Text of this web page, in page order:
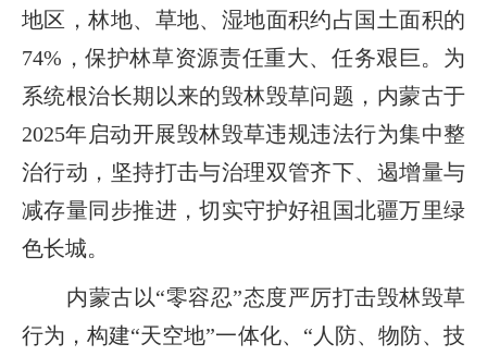
地区，林地、草地、湿地面积约占国土面积的
74%，保护林草资源责任重大、任务艰巨。为
系统根治长期以来的毁林毁草问题，内蒙古于
2025年启动开展毁林毁草违规违法行为集中整
治行动，坚持打击与治理双管齐下、遏增量与
减存量同步推进，切实守护好祖国北疆万里绿
色长城。
内蒙古以“零容忍”态度严厉打击毁林毁草
行为，构建“天空地”一体化、“人防、物防、技